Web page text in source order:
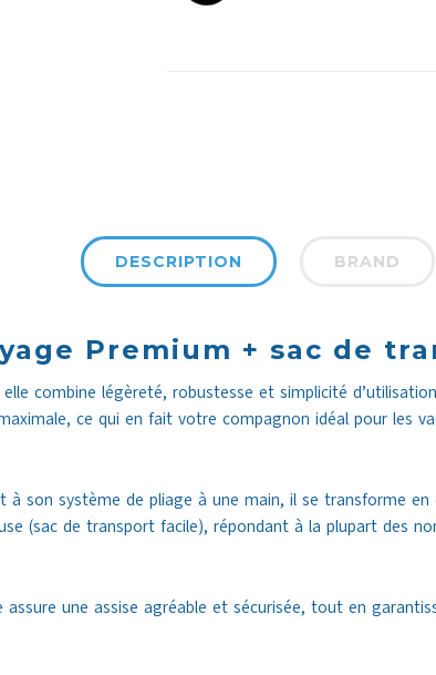
DESCRIPTION BRAND
Premium + sac de
combine légèreté, robustesse et simplicité
ce qui en fait votre compagnon idéal pour les
à son système de pliage à une main, il se transforme
(sac de transport facile), répondant à la plupart des
une assise agréable et sécurisée, tout en